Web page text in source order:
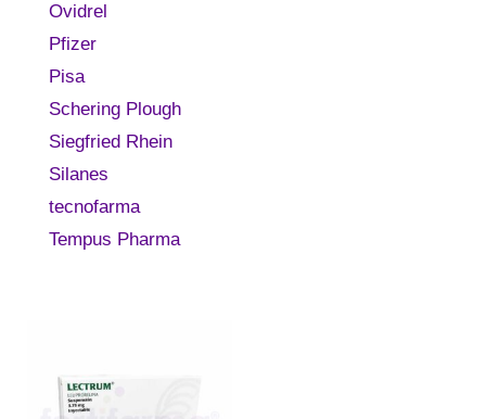
Ovidrel
Pfizer
Pisa
Schering Plough
Siegfried Rhein
Silanes
tecnofarma
Tempus Pharma